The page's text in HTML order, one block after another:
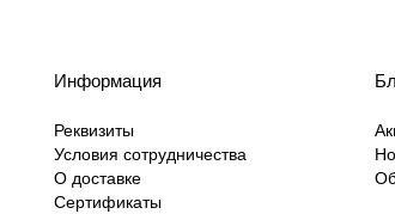
Информация
Реквизиты
Условия сотрудничества
О доставке
Сертификаты